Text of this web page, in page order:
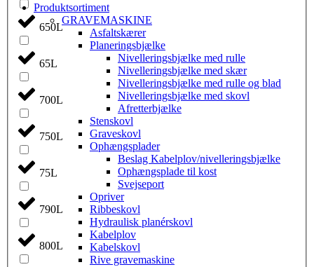
650L
65L
700L
750L
75L
790L
800L
Produktsortiment
GRAVEMASKINE
Asfaltskærer
Planeringsbjælke
Nivelleringsbjælke med rulle
Nivelleringsbjælke med skær
Nivelleringsbjælke med rulle og blad
Nivelleringsbjælke med skovl
Afretterbjælke
Stenskovl
Graveskovl
Ophængsplader
Beslag Kabelplov/nivelleringsbjælke
Ophængsplade til kost
Svejseport
Opriver
Ribbeskovl
Hydraulisk planérskovl
Kabelplov
Kabelskovl
Rive gravemaskine